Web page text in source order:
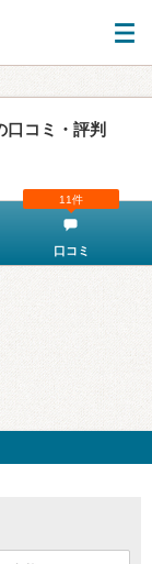
口コミ・評判
口コミ
11件